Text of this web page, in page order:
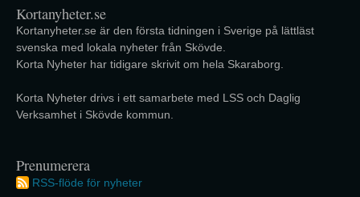
Kortanyheter.se
Kortanyheter.se är den första tidningen i Sverige på lättläst
svenska med lokala nyheter från Skövde.
Korta Nyheter har tidigare skrivit om hela Skaraborg.
Korta Nyheter drivs i ett samarbete med LSS och Daglig
Verksamhet i Skövde kommun.
Prenumerera
RSS-flöde för nyheter